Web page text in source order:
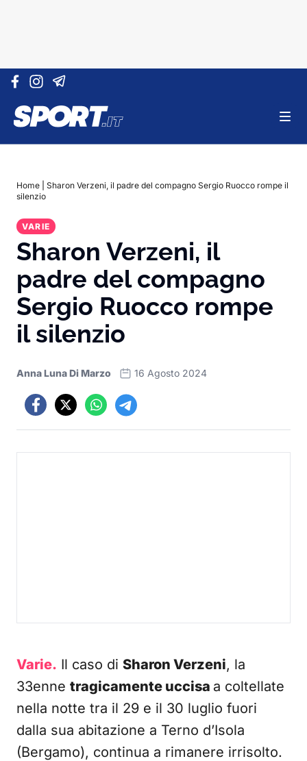
Vai al contenuto
Home
Sharon Verzeni, il padre del compagno Sergio Ruocco rompe il
silenzio
VARIE
Sharon Verzeni, il
padre del compagno
Sergio Ruocco rompe
il silenzio
Anna Luna Di Marzo 16 Agosto 2024
Varie. Il caso di Sharon Verzeni, la
33enne tragicamente uccisa a coltellate
nella notte tra il 29 e il 30 luglio fuori
dalla sua abitazione a Terno d’Isola
(Bergamo), continua a rimanere irrisolto.